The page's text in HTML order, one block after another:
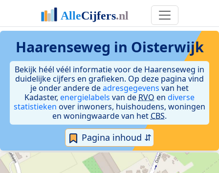
Haarenseweg in Oisterwijk
Bekijk héél véél informatie voor de Haarenseweg in
duidelijke cijfers en grafieken. Op deze pagina vind
je onder andere deadresgegevens van het
Kadaster, energielabels van de RVO en diverse
statistieken over inwoners, huishoudens, woningen
en woningwaarde van het CBS.
Pagina inhoud ⇵